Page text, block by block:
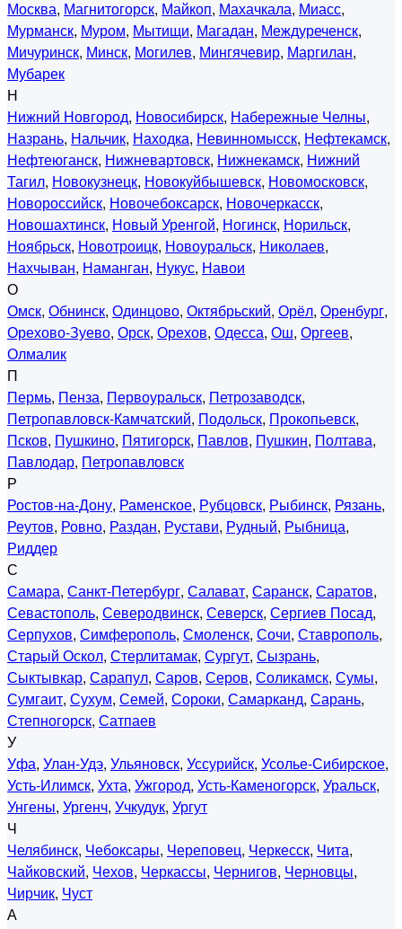
Москва, Магнитогорск, Майкоп, Махачкала, Миасс,
Мурманск, Муром, Мытищи, Магадан, Междуреченск,
Мичуринск, Минск, Могилев, Мингячевир, Маргилан,
Мубарек
Н
Нижний Новгород, Новосибирск, Набережные Челны,
Назрань, Нальчик, Находка, Невинномысск, Нефтекамск,
Нефтеюганск, Нижневартовск, Нижнекамск, Нижний
Тагил, Новокузнецк, Новокуйбышевск, Новомосковск,
Новороссийск, Новочебоксарск, Новочеркасск,
Новошахтинск, Новый Уренгой, Ногинск, Норильск,
Ноябрьск, Новотроицк, Новоуральск, Николаев,
Нахчыван, Наманган, Нукус, Навои
О
Омск, Обнинск, Одинцово, Октябрьский, Орёл, Оренбург,
Орехово-Зуево, Орск, Орехов, Одесса, Ош, Оргеев,
Олмалик
П
Пермь, Пенза, Первоуральск, Петрозаводск,
Петропавловск-Камчатский, Подольск, Прокопьевск,
Псков, Пушкино, Пятигорск, Павлов, Пушкин, Полтава,
Павлодар, Петропавловск
Р
Ростов-на-Дону, Раменское, Рубцовск, Рыбинск, Рязань,
Реутов, Ровно, Раздан, Рустави, Рудный, Рыбница,
Риддер
С
Самара, Санкт-Петербург, Салават, Саранск, Саратов,
Севастополь, Северодвинск, Северск, Сергиев Посад,
Серпухов, Симферополь, Смоленск, Сочи, Ставрополь,
Старый Оскол, Стерлитамак, Сургут, Сызрань,
Сыктывкар, Сарапул, Саров, Серов, Соликамск, Сумы,
Сумгаит, Сухум, Семей, Сороки, Самарканд, Сарань,
Степногорск, Сатпаев
У
Уфа, Улан-Удэ, Ульяновск, Уссурийск, Усолье-Сибирское,
Усть-Илимск, Ухта, Ужгород, Усть-Каменогорск, Уральск,
Унгены, Ургенч, Учкудук, Ургут
Ч
Челябинск, Чебоксары, Череповец, Черкесск, Чита,
Чайковский, Чехов, Черкассы, Чернигов, Черновцы,
Чирчик, Чуст
А